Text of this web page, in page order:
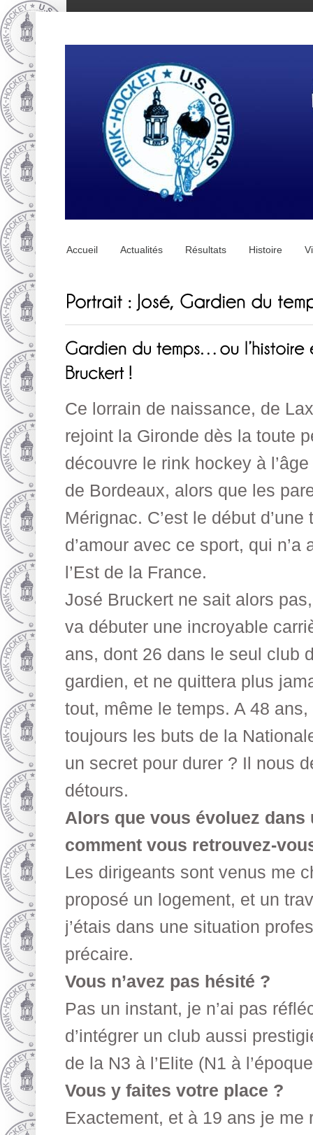
Accueil Actualités Résultats Histoire
Ce lorrain de naissance, de
rejoint la Gironde dès la toute
découvre le rink hockey à
de Bordeaux, alors que les
Mérignac. C’est le début
d’amour avec ce sport, qui n’a
l’Est de la France.
José Bruckert ne sait alors
va débuter une incroyable
ans, dont 26 dans le seul club
gardien, et ne quittera plus
tout, même le temps. A 48 ans,
toujours les buts de la
un secret pour durer ? Il nous
détours.
Alors que vous évoluez dans
comment vous retrouvez-
Les dirigeants sont venus me
proposé un logement, et un
j’étais dans une situation
précaire.
Vous n’avez pas hésité ?
Pas un instant, je n’ai pas
d’intégrer un club aussi
de la N3 à l’Elite (N1 à
Vous y faites votre place ?
Exactement, et à 19 ans je me